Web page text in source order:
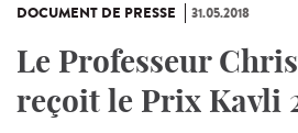
DOCUMENT DE PRESSE 31.05.2018
Le Professeur
reçoit le Prix Kavli